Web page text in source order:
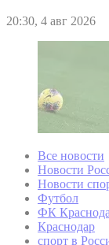
20:30, 4 авг 2026
Все новости
Новости
Новости
Футбол
ФК
Краснодар
спорт в